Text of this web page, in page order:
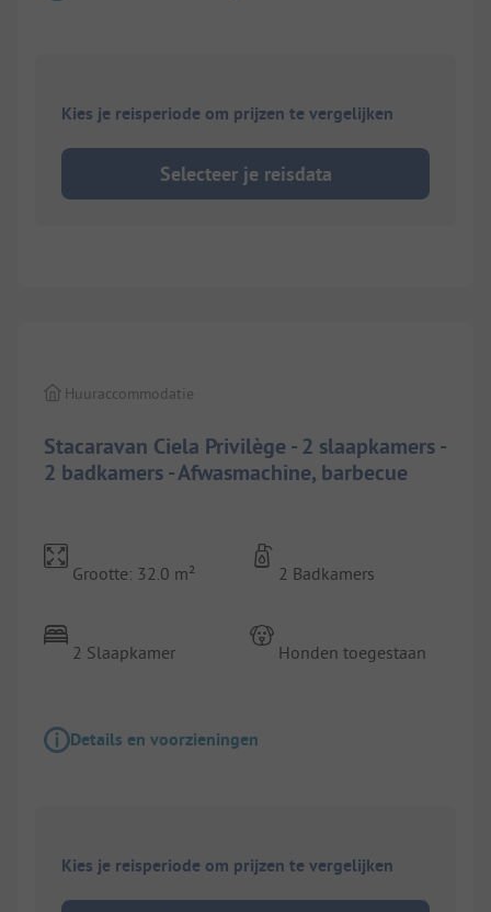
Kies je reisperiode om prijzen te vergelijken
Selecteer je reisdata
Stacaravan Ciela Privilège - 2 slaapkamers -
2 badkamers - Afwasmachine, barbecue
Huuraccommodatie
Grootte: 32.0 m²
2 Slaapkamer
2 Badkamers
Honden toegestaan
Details en voorzieningen
Kies je reisperiode om prijzen te vergelijken